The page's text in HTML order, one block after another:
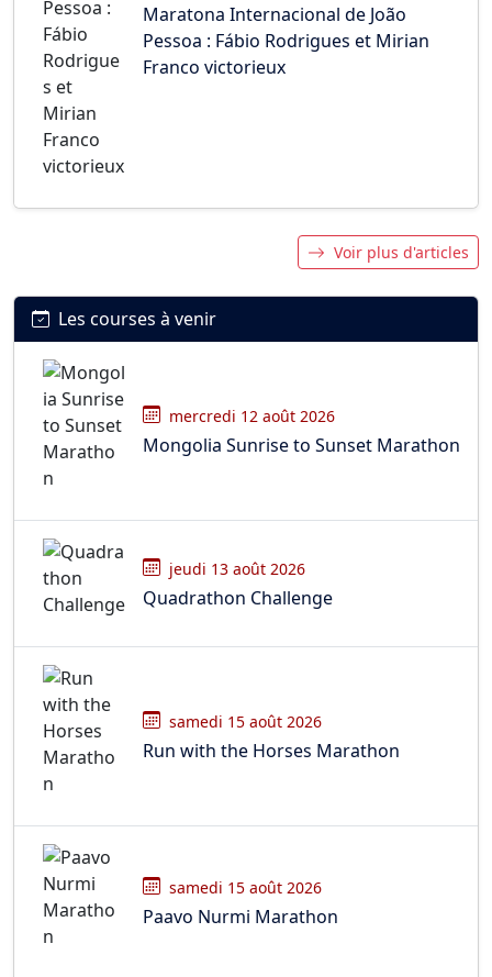
Maratona Internacional de João
Pessoa : Fábio Rodrigues et Mirian
Franco victorieux
Voir plus d'articles
Les courses à venir
mercredi 12 août 2026
Mongolia Sunrise to Sunset Marathon
jeudi 13 août 2026
Quadrathon Challenge
samedi 15 août 2026
Run with the Horses Marathon
samedi 15 août 2026
Paavo Nurmi Marathon